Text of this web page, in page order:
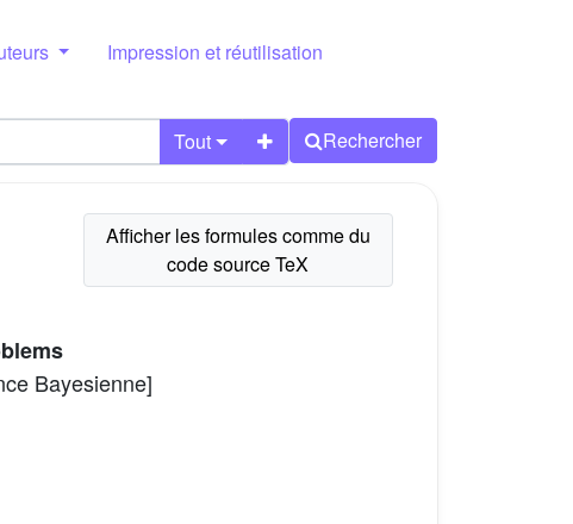
Impression et réutilisation
Tout Rechercher
Bayesienne]